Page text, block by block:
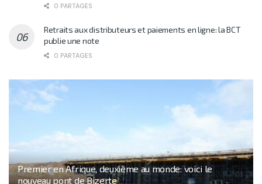
0 PARTAGES
Retraits aux distributeurs et paiements en ligne: la BCT
publie une note
0 PARTAGES
Premier en Afrique, deuxième au monde: voici le
nouveau pont de Bizerte